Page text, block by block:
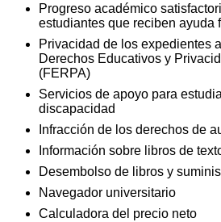
Progreso académico
estudiantes que reciben ayuda
Privacidad de los expedientes
Derechos Educativos y
(FERPA)
Servicios de apoyo para
discapacidad
Infracción de los derechos de
Información sobre libros de
Desembolso de libros y
Navegador universitario
Calculadora del precio neto